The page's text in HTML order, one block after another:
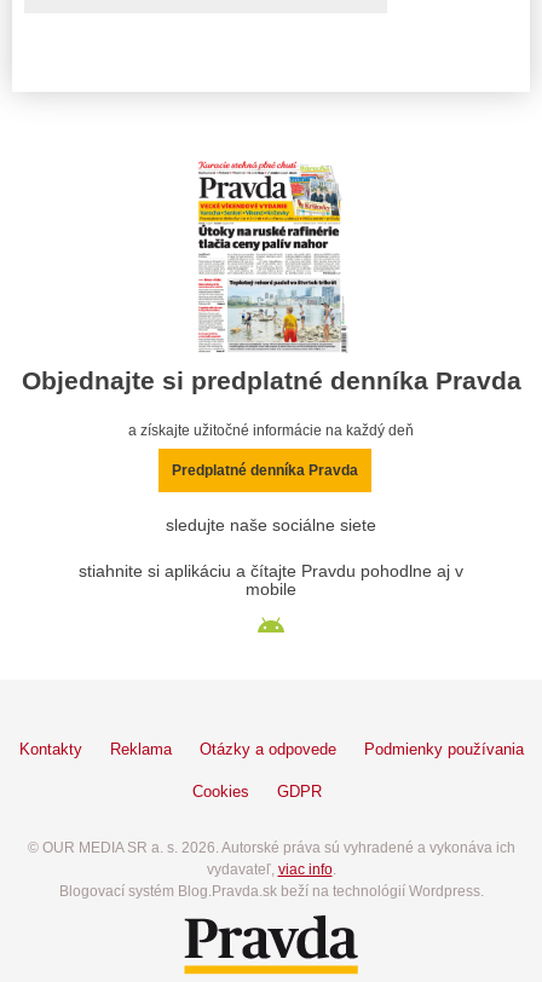
Objednajte si predplatné denníka Pravda
a získajte užitočné informácie na každý deň
Predplatné denníka Pravda
sledujte naše sociálne siete
stiahnite si aplikáciu a čítajte Pravdu pohodlne aj v
mobile
Kontakty Reklama Otázky a odpovede Podmienky používania
Cookies GDPR
© OUR MEDIA SR a. s. 2026. Autorské práva sú vyhradené a vykonáva ich
vydavateľ, viac info.
Blogovací systém Blog.Pravda.sk beží na technológií Wordpress.